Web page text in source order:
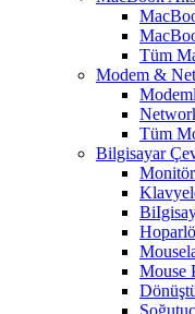
Tüm
Modem &
Tüm
Bilgisayar
Mouse